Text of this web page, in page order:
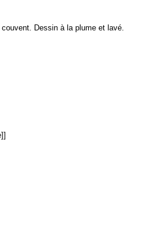
Dessin à la plume et lavé.